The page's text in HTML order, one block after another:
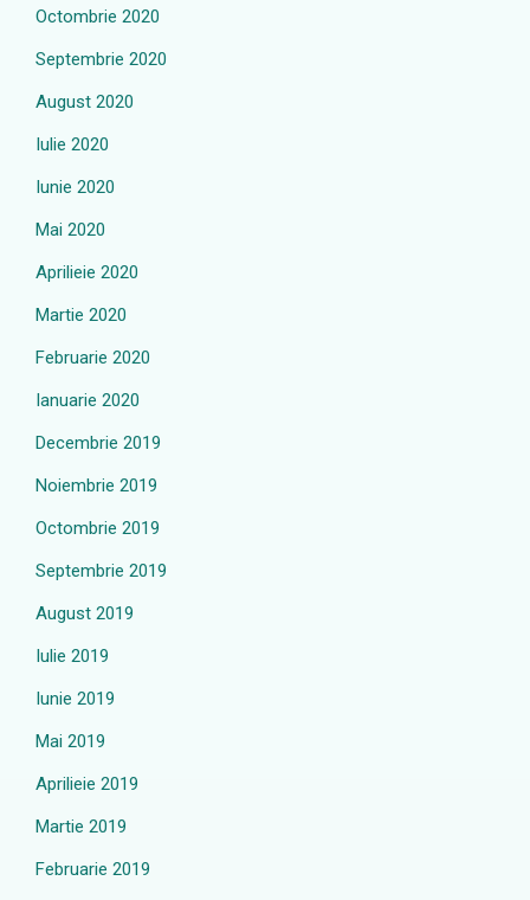
Octombrie 2020
Septembrie 2020
August 2020
Iulie 2020
Iunie 2020
Mai 2020
Aprilieie 2020
Martie 2020
Februarie 2020
Ianuarie 2020
Decembrie 2019
Noiembrie 2019
Octombrie 2019
Septembrie 2019
August 2019
Iulie 2019
Iunie 2019
Mai 2019
Aprilieie 2019
Martie 2019
Februarie 2019